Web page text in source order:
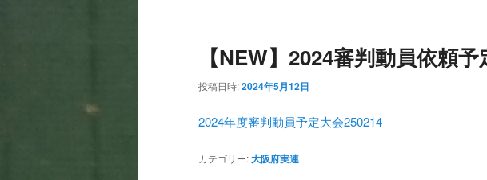
【NEW】2024審判動員依頼
投稿日時:2024年5月12日
2024年度審判動員予定大会250214
カテゴリー:大阪府実連